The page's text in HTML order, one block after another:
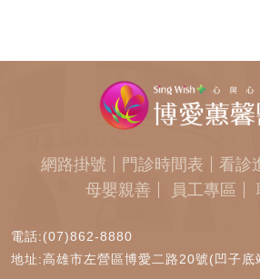
網路掛號 門診時間表 看診
母嬰親善
員工專區
電話:(07)862-8880
地址:高雄市左營區博愛二路20號(凹子底